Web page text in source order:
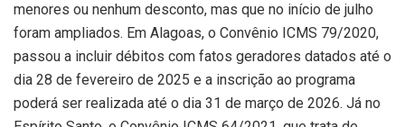
menores ou nenhum desconto, mas que no início de julho
foram ampliados. Em Alagoas, o Convênio ICMS 79/2020,
passou a incluir débitos com fatos geradores datados até o
dia 28 de fevereiro de 2025 e a inscrição ao programa
poderá ser realizada até o dia 31 de março de 2026. Já no